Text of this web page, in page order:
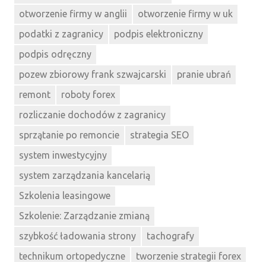
otworzenie firmy w anglii
otworzenie firmy w uk
podatki z zagranicy
podpis elektroniczny
podpis odręczny
pozew zbiorowy frank szwajcarski
pranie ubrań
remont
roboty forex
rozliczanie dochodów z zagranicy
sprzątanie po remoncie
strategia SEO
system inwestycyjny
system zarządzania kancelarią
Szkolenia leasingowe
Szkolenie: Zarządzanie zmianą
szybkość ładowania strony
tachografy
technikum ortopedyczne
tworzenie strategii forex